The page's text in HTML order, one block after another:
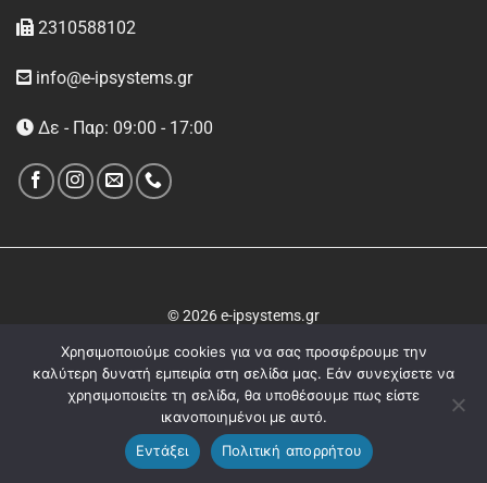
2310588102
info@e-ipsystems.gr
Δε - Παρ: 09:00 - 17:00
© 2026 e-ipsystems.gr
Χρησιμοποιούμε cookies για να σας προσφέρουμε την
καλύτερη δυνατή εμπειρία στη σελίδα μας. Εάν συνεχίσετε να
χρησιμοποιείτε τη σελίδα, θα υποθέσουμε πως είστε
ικανοποιημένοι με αυτό.
Εντάξει
Πολιτική απορρήτου